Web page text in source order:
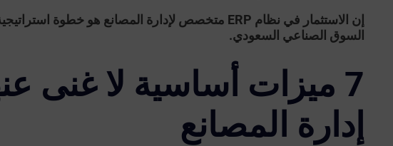
إن الاستثمار في نظام ERP متخصص لإدارة المصانع
هو خطوة
السوق الصناعي السعودي.
7 ميزات أساسية لا غنى
إدارة المصانع